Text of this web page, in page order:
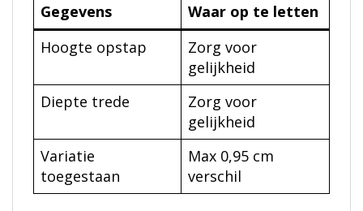
Gegevens
Waar op te letten
Hoogte opstap
Zorg voor
gelijkheid
Diepte trede
Zorg voor
gelijkheid
Variatie
toegestaan
Max 0,95 cm
verschil